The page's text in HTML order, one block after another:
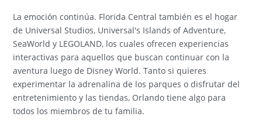
La emoción continúa. Florida Central también es el hogar
de Universal Studios, Universal's Islands of Adventure,
SeaWorld y LEGOLAND, los cuales ofrecen experiencias
interactivas para aquellos que buscan continuar con la
aventura luego de Disney World. Tanto si quieres
experimentar la adrenalina de los parques o disfrutar del
entretenimiento y las tiendas, Orlando tiene algo para
todos los miembros de tu familia.